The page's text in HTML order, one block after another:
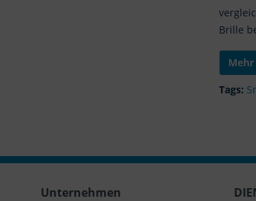
Brille
Mehr
Tags:
Unternehmen